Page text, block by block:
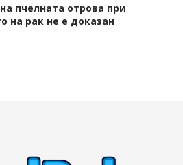
пчелната отрова при
на рак не е доказан